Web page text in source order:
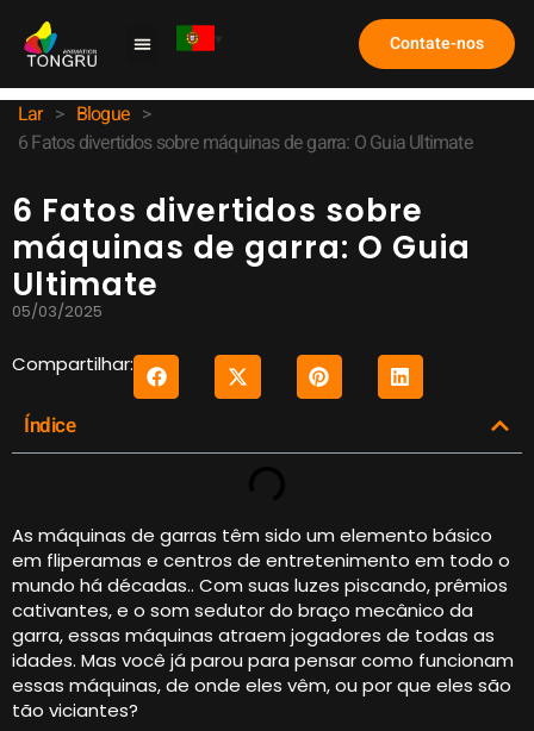
Contate-nos
Lar > Blogue >
6 Fatos divertidos sobre máquinas de garra: O Guia Ultimate
6 Fatos divertidos sobre
máquinas de garra: O Guia
Ultimate
05/03/2025
Compartilhar:
Índice
As máquinas de garras têm sido um elemento básico
em fliperamas e centros de entretenimento em todo o
mundo há décadas.. Com suas luzes piscando, prêmios
cativantes, e o som sedutor do braço mecânico da
garra, essas máquinas atraem jogadores de todas as
idades. Mas você já parou para pensar como funcionam
essas máquinas, de onde eles vêm, ou por que eles são
tão viciantes?